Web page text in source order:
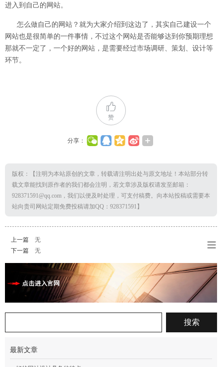
进入到自己的网站。
怎么做自己的网站？就为大家介绍到这边了，其实自己建设一个
网站也是很简单的一件事情，不过这个网站是否能够达到你预期理想
那就不一定了，一个好的网站，是需要经过市场调研、策划、设计等
环节。
赞
分享：
版权：【注明为本站原创的文章，转载请注明出处与原文地址！本站部分转
载文章能找到原作者的我们都会注明，若文章涉及版权请发至邮箱：
928371591@qq.com，我们以便及时处理，可支付稿费。向本站投稿或需要本
站向贵司网站定期免费投稿请加QQ：928371591】
上一篇
无
下一篇
无
最新文章